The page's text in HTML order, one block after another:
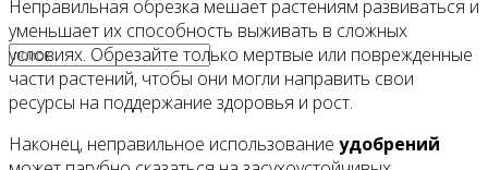
Неправильная обрезка мешает растениям развиваться и
уменьшает их способность выживать в сложных
условиях. Обрезайте только мертвые или поврежденные
части растений, чтобы они могли направить свои
ресурсы на поддержание здоровья и рост.
Наконец, неправильное использование удобрений